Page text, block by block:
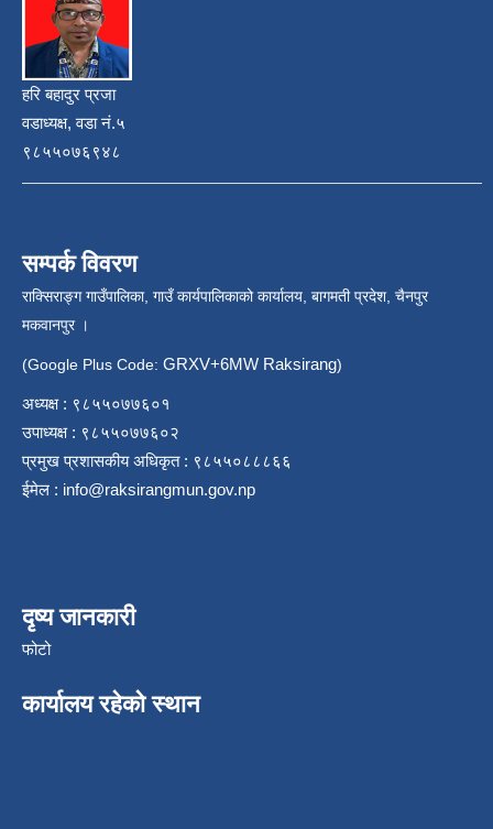
हरि बहादुर प्रजा
वडाध्यक्ष, वडा नं.५
९८५५०७६९४८
सम्पर्क विवरण
राक्सिराङ्ग गाउँपालिका, गाउँ कार्यपालिकाको कार्यालय, बागमती प्रदेश, चैनपुर
मकवानपुर ।
(Google Plus Code: GRXV+6MW Raksirang)
अध्यक्ष : ९८५५०७७६०१
उपाध्यक्ष : ९८५५०७७६०२
प्रमुख प्रशासकीय अधिकृत : ९८५५०८८८६६
ईमेल : info@raksirangmun.gov.np
दृष्य जानकारी
फोटो
कार्यालय रहेको स्थान